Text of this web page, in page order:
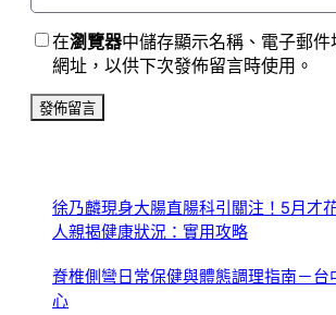
在瀏覽器中儲存顯示名稱、電子郵
網址，以供下次發佈留言時使用。
徐乃麟現身大腸直腸科引關注！5月
人親揭健康狀況：實用攻略
脊椎側彎日常保健與體態調理指南－台
心